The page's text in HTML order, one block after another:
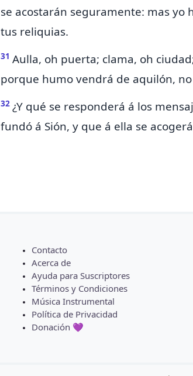
se acostarán seguramente: mas
tus reliquias.
31 Aulla, oh puerta; clama, oh
porque humo vendrá de aquilón,
32 ¿Y qué se responderá á los
fundó á Sión, y que á ella se
Contacto
Acerca de
Ayuda para Suscriptores
Términos y Condiciones
Música Instrumental
Política de Privacidad
Donación 💜